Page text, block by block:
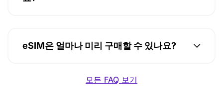
eSIM은 얼마나 미리 구매할 수 있나요?
모든 FAQ 보기